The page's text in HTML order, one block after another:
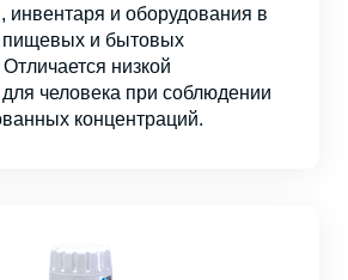
инвентаря и оборудования в
пищевых и бытовых
низкой
для человека при соблюдении
концентраций.